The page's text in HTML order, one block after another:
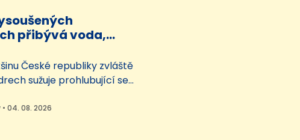
přibývá voda,
České republiky zvláště
sužuje prohlubující se
Sedmihorském
04. 08. 2026